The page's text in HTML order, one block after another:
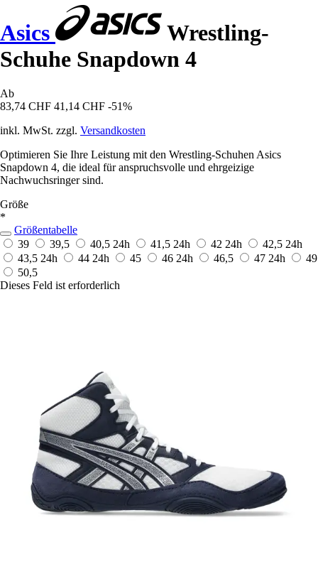
Asics
Wrestling-
Schuhe Snapdown 4
Ab
83,74 CHF 41,14 CHF -51%
inkl. MwSt. zzgl. Versandkosten
Optimieren Sie Ihre Leistung mit den Wrestling-Schuhen Asics
Snapdown 4, die ideal für anspruchsvolle und ehrgeizige
Nachwuchsringer sind.
Größe
*
Größentabelle
39
39,5 40,5 24h 41,5 24h 42 24h 42,5 24h
43,5 24h 44 24h 45 46 24h 46,5 47 24h
49
50,5
Dieses Feld ist erforderlich